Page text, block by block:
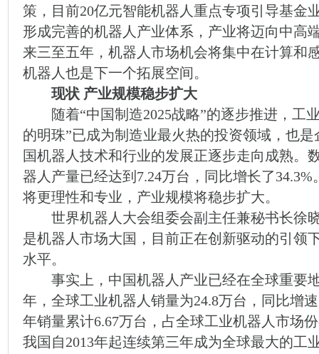
策，目前20亿元智能机器人重点专项引导基金
形成完善的机器人产业体系，产业将迈向中高
来三至五年，机器人市场机会将集中在计算和
机器人也是下一个拓展空间。
现状 产业规模稳步扩大
随着“中国制造2025战略”的逐步推进，工
的明珠”已成为制造业最火热的投资领域，也
国机器人技术和行业的发展正逐步走向成熟。
器人产量已经达到7.24万台，同比增长了
将更理性和专业，产业规模将稳步扩大。
世界机器人大会组委会副主任兼秘书长徐
是机器人市场大国，目前正在创新驱动的引领
水平。
事实上，中国机器人产业已经在全球重要地
年，全球工业机器人销量为24.8万台，同比增
年销量累计6.67万台，占全球工业机器人市场
我国自2013年起连续第三年成为全球最大的工